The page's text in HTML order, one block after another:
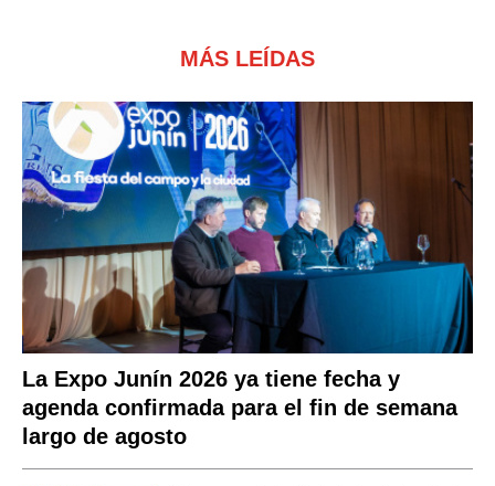
MÁS LEÍDAS
La Expo Junín 2026 ya tiene fecha y
agenda confirmada para el fin de semana
largo de agosto